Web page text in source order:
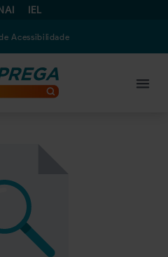
IEL
Acessibilidade